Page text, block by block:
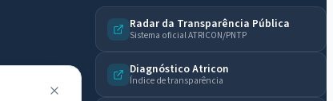
Radar da Transparência Pública
Sistema oficial ATRICON/PNTP
Diagnóstico Atricon
Índice de transparência